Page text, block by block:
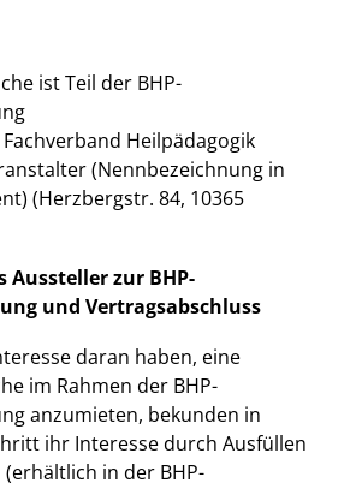
ist Teil der BHP-
Heilpädagogik
(Nennbezeichnung in
(Herzbergstr. 84, 10365
Aussteller zur BHP-
und Vertragsabschluss
daran haben, eine
im Rahmen der BHP-
anzumieten, bekunden in
ihr Interesse durch Ausfüllen
in der BHP-